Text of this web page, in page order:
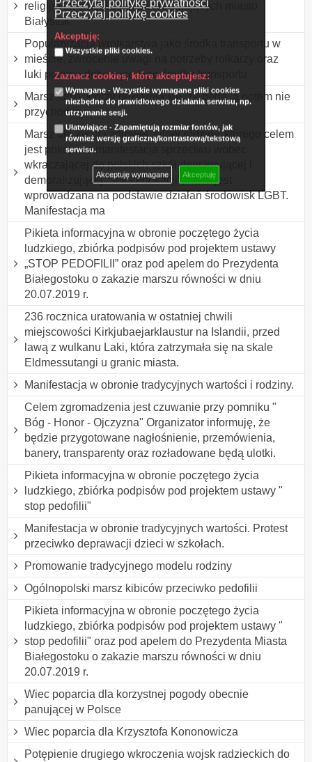
Przeczytaj politykę prywatności
Przeczytaj politykę cookies
Akceptuję:
Wszystkie pliki cookies.
Zaznacz cookies, które akceptujesz:
Wymagane - Wszystkie wymagane pliki cookies
niezbędne do prawidłowego działania serwisu, np.
utrzymanie sesji.
Ułatwiające - Zapamiętują rozmiar fontów, jak
również wersję graficzną/kontrastową/tekstową
serwisu.
Akceptuję wymagane Akceptuję
religijnych chrześcijan zamieszkujących miasto
Białystok
Popularyzacja wrotkarstwa jako środka transportu w
mieście, zwrócenie uwagi na potrzeby rolkarzy oraz
luki prawne dotyczące tego środka transportu
Marsz ludzi, którzy deklarują się, że będą, a potem nie
przychodzą.
Marsz dla życia i zdrowej, silnej rodziny, którego celem
jest pokojowa manifestacja sprzeciwu wobec
wkraczającej do polskich szkół deprawującej i
demoralizującej "seks edukacji", która jest
wprowadzana na podstawie działań środowisk LGBT.
Manifestacja ma
Pikieta informacyjna w obronie poczętego życia
ludzkiego, zbiórka podpisów pod projektem ustawy
„STOP PEDOFILII” oraz pod apelem do Prezydenta
Białegostoku o zakazie marszu równości w dniu
20.07.2019 r.
236 rocznica uratowania w ostatniej chwili
miejscowości Kirkjubaejarklaustur na Islandii, przed
lawą z wulkanu Laki, która zatrzymała się na skale
Eldmessutangi u granic miasta.
Manifestacja w obronie tradycyjnych wartości i rodziny.
Celem zgromadzenia jest czuwanie przy pomniku "
Bóg - Honor - Ojczyzna" Organizator informuję, że
będzie przygotowane nagłośnienie, przemówienia,
banery, transparenty oraz rozładowane będą ulotki.
Pikieta informacyjna w obronie poczętego życia
ludzkiego, zbiórka podpisów pod projektem ustawy "
stop pedofilii"
Manifestacja w obronie tradycyjnych wartości. Protest
przeciwko deprawacji dzieci w szkołach.
Promowanie tradycyjnego modelu rodziny
Ogólnopolski marsz kibiców przeciwko pedofilii
Pikieta informacyjna w obronie poczętego życia
ludzkiego, zbiórka podpisów pod projektem ustawy "
stop pedofilii" oraz pod apelem do Prezydenta Miasta
Białegostoku o zakazie marszu równości w dniu
20.07.2019 r.
Wiec poparcia dla korzystnej pogody obecnie
panującej w Polsce
Wiec poparcia dla Krzysztofa Kononowicza
Potępienie drugiego wkroczenia wojsk radzieckich do